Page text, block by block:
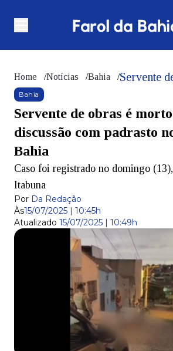
Home /Notícias /Bahia /
Bahia
Servente de obras é
discussão com padrasto
Bahia
Caso foi registrado no domingo
Itabuna
Por Da Redação
Às15/07/2025 | 10:45h
Atualizado 15/07/2025 | 10:49h